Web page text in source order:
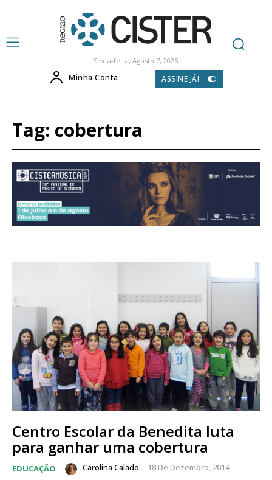
Sexta-feira, Agosto 7, 2026
Minha Conta ASSINE JÁ!
Tag: cobertura
Centro Escolar da Benedita luta
para ganhar uma cobertura
EDUCAÇÃO Carolina Calado - 18 De Dezembro, 2014